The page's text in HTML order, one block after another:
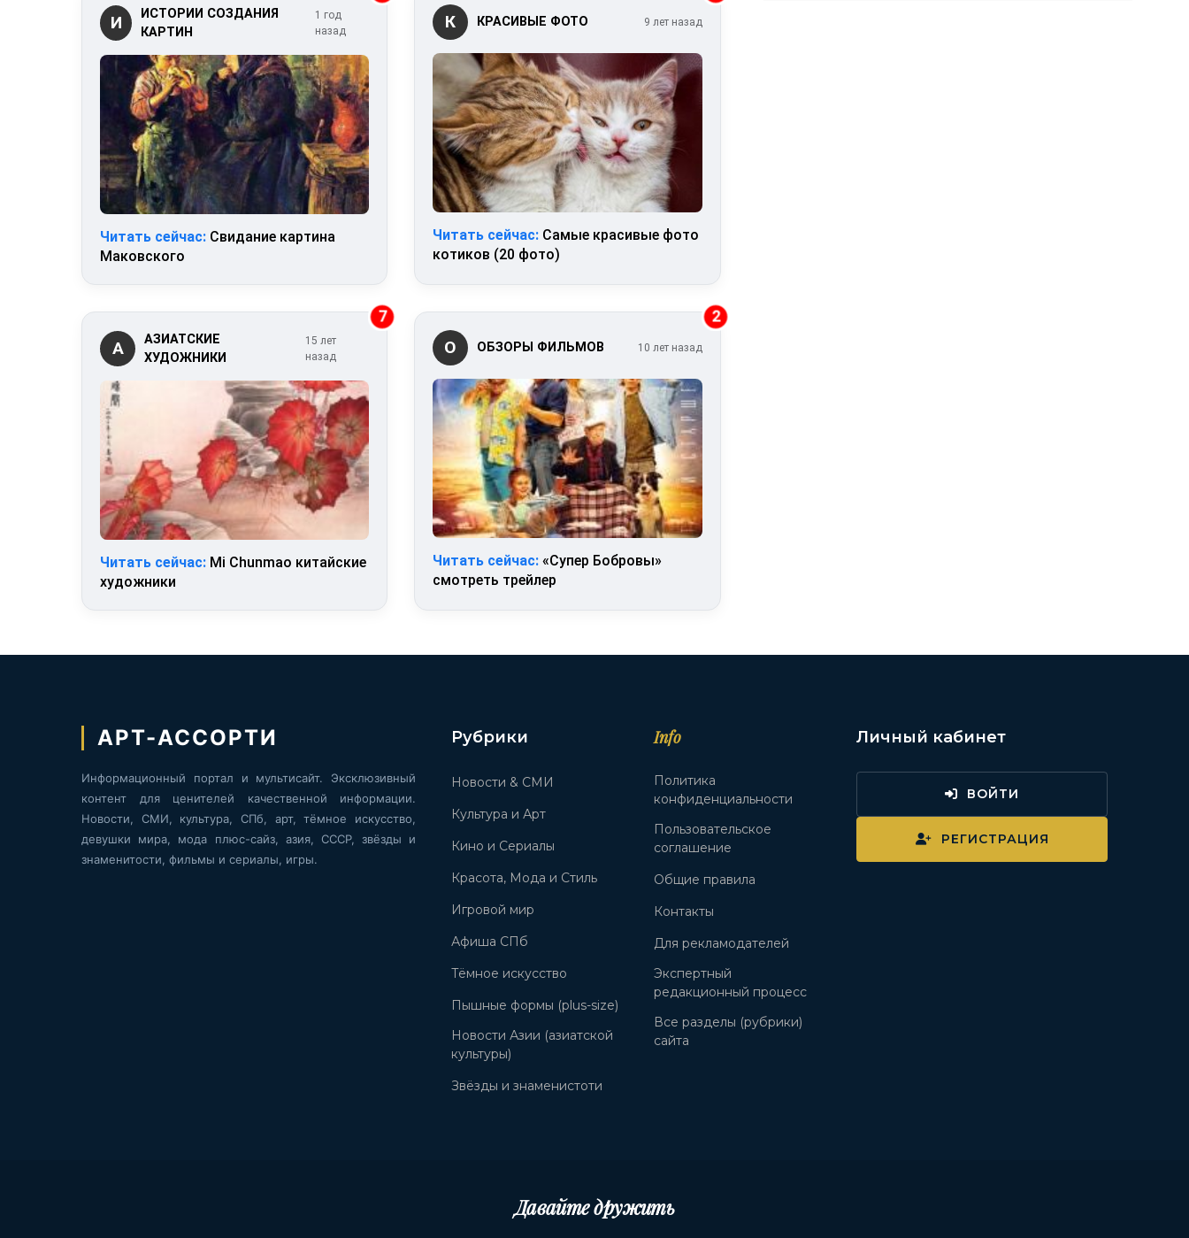
И
ИСТОРИИ СОЗДАНИЯ
КАРТИН
1 год
назад
Читать сейчас: Свидание картина
Маковского
К КРАСИВЫЕ ФОТО 9 лет назад
Читать сейчас: Самые красивые фото
котиков (20 фото)
7
А
АЗИАТСКИЕ
ХУДОЖНИКИ
15 лет
назад
Читать сейчас: Mi Chunmao китайские
художники
2
О ОБЗОРЫ ФИЛЬМОВ 10 лет назад
Читать сейчас: «Супер Бобровы»
смотреть трейлер
АРТ-АССОРТИ
Информационный портал и мультисайт. Эксклюзивный
контент для ценителей качественной информации.
Новости, СМИ, культура, СПб, арт, тёмное искусство,
девушки мира, мода плюс-сайз, азия, СССР, звёзды и
знаменитости, фильмы и сериалы, игры.
Рубрики
Новости & СМИ
Культура и Арт
Кино и Сериалы
Красота, Мода и Стиль
Игровой мир
Афиша СПб
Тёмное искусство
Пышные формы (plus-size)
Новости Азии (азиатской
культуры)
Звёзды и знаменистоти
Info
Политика
конфиденциальности
Пользовательское
соглашение
Общие правила
Контакты
Для рекламодателей
Экспертный
редакционный процесс
Все разделы (рубрики)
сайта
Личный кабинет
ВОЙТИ
РЕГИСТРАЦИЯ
Давайте дружить